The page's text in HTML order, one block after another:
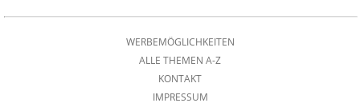
WERBEMÖGLICHKEITEN
ALLE THEMEN A-Z
KONTAKT
IMPRESSUM